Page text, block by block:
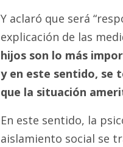
Y aclaró que será
explicación de las
hijos son lo más
y en este sentido, se
que la situación
En este sentido, la
aislamiento social se